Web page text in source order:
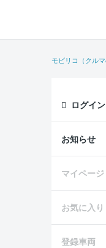
モビリコ（クルマ
ログイ
お知らせ
マイページ
お気に入り
登録車両